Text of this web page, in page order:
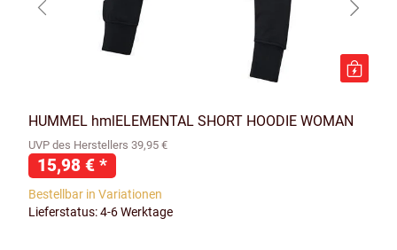
HUMMEL hmlELEMENTAL SHORT HOODIE WOMAN
UVP des Herstellers 39,95 €
15,98 € *
Bestellbar in Variationen
Lieferstatus: 4-6 Werktage